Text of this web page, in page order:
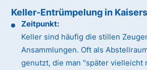
Keller-Entrümpelung in
Zeitpunkt:
Keller sind häufig die stillen
Ansammlungen. Oft als
genutzt, die man "später vielleicht